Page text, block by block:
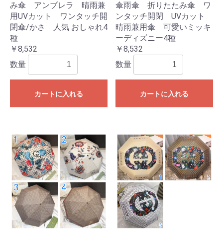
み傘 アンブレラ 晴雨兼
用UVカット ワンタッチ開
閉傘/かさ 人気 おしゃれ4
種
￥8,532
数量
カートに入れる
傘雨傘 折りたたみ傘 ワ
ンタッチ開閉 UVカット
晴雨兼用傘 可愛いミッキ
ーディズニー4種
￥8,532
数量
カートに入れる